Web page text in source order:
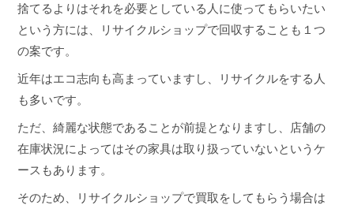
捨てるよりはそれを必要としている人に使ってもらいたい
という方には、リサイクルショップで回収することも１つ
の案です。
近年はエコ志向も高まっていますし、リサイクルをする人
も多いです。
ただ、綺麗な状態であることが前提となりますし、店舗の
在庫状況によってはその家具は取り扱っていないというケ
ースもあります。
そのため、リサイクルショップで買取をしてもらう場合は